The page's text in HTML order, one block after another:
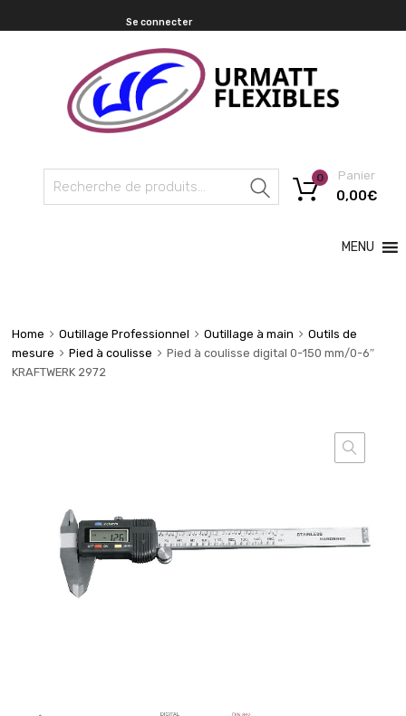
Se connecter
Recherche
Panier
0,00€
0
MENU
Home Outillage Professionnel Outillage à main
Outils de
mesure
Pied à coulisse
Pied à coulisse digital 0-150 mm/0-6″
KRAFTWERK 2972